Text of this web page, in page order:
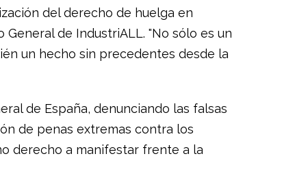
del derecho de huelga en
General de IndustriALL. "No sólo es un
un hecho sin precedentes desde la
de España, denunciando las falsas
de penas extremas contra los
derecho a manifestar frente a la